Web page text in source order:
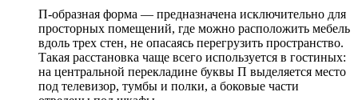
П-образная форма — предназначена исключительно для
просторных помещений, где можно расположить мебель
вдоль трех стен, не опасаясь перегрузить пространство.
Такая расстановка чаще всего используется в гостиных:
на центральной перекладине буквы П выделяется место
под телевизор, тумбы и полки, а боковые части